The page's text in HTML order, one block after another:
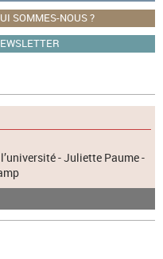
SOMMES-NOUS ?
- Juliette Paume -